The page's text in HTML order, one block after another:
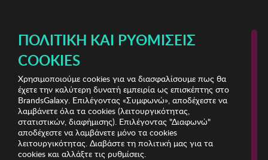
Jewels Bazaar Vol.1 ΓΥΝΑΙΚΑ
Jewels Bazaar Vol.1
Λήγει σε: 00ημέρες | 00ώρες 00λεπτά 00δευτ.
ΠΟΛΙΤΙΚΉ ΚΑΙ ΡΥΘΜΊΣΕΙΣ
COOKIES
Χρησιμοποιούμε cookies για να διασφαλίσουμε πως θα
έχετε την καλύτερη δυνατή εμπειρία ως επισκέπτης στο
BrandsGalaxy. Επιλέγοντας «Συμφωνώ», αποδέχεστε να
λαμβάνετε όλα τα cookies (λειτουργικότητας,
στατιστικών, διαφήμισης). Επιλέγοντας "Διαφωνώ"
αποδέχεστε να λαμβάνετε μόνο τα cookies
λειτουργικότητας. Διαβάστε τη πολιτική μας για τα
cookies και αλλάξτε τις ρυθμίσεις.